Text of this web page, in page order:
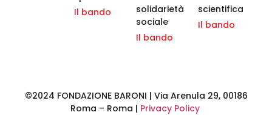
Il bando
solidarietà
sociale
Il bando
scientifica
Il bando
©2024 FONDAZIONE BARONI | Via Arenula 29, 00186
Roma – Roma | Privacy Policy